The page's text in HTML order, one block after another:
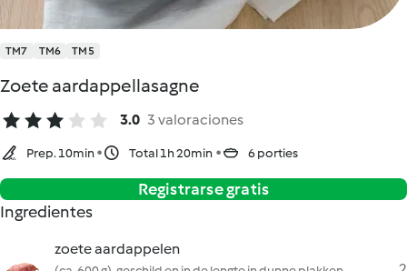
TM7 TM6 TM5
Zoete aardappellasagne
3.0 3 valoraciones
Prep. 10min Total 1h 20min 6 porties
Registrarse gratis
Ingredientes
zoete aardappelen